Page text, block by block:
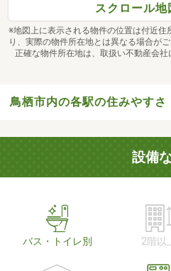
スクロール地
※地図上に表示される物件の位置は付近住
り、実際の物件所在地とは異なる場合がご
正確な物件所在地は、取扱い不動産会社
鳥栖市内の各駅の住みやすさ
設備
バス・トイレ別 2階以